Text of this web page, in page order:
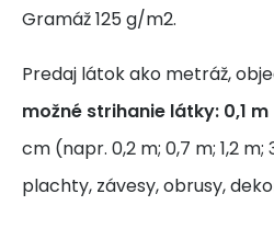
Gramáž 125 g/m2.
Predaj látok ako metráž,
možné strihanie látky: 0,1
cm (napr. 0,2 m; 0,7 m; 1,2
plachty, závesy, obrusy,